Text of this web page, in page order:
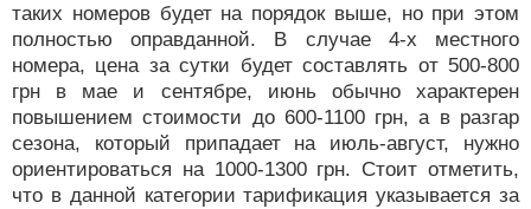
таких номеров будет на порядок выше, но при этом
полностью оправданной. В случае 4-х местного
номера, цена за сутки будет составлять от 500-800
грн в мае и сентябре, июнь обычно характерен
повышением стоимости до 600-1100 грн, а в разгар
сезона, который припадает на июль-август, нужно
ориентироваться на 1000-1300 грн. Стоит отметить,
что в данной категории тарификация указывается за